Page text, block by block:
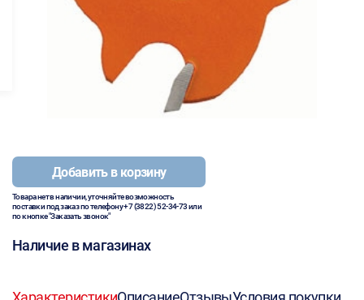
Добавить в корзину
Товара нет в наличии, уточняйте возможность
поставки под заказ по телефону+7 (3822) 52-34-73или
по кнопке "Заказать звонок"
Наличие в магазинах